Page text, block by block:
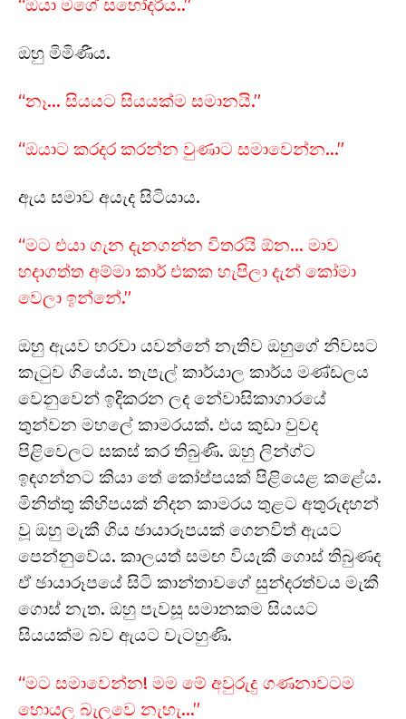
“ඔයා මගේ සහෝදරිය..”
ඔහු මිමිණීය.
“නෑ… සියයට සියයක්ම සමානයි.”
“ඔයාට කරදර කරන්න වුණාට සමාවෙන්න…”
ඇය සමාව අයැද සිටියාය.
“මට එයා ගැන දැනගන්න විතරයි ඕන… මාව
හදාගත්ත අම්මා කාර් එකක හැපිලා දැන් කෝමා
වෙලා ඉන්නේ.”
ඔහු ඇයව හරවා යවන්නේ නැතිව ඔහුගේ නිවසට
කැටුව ගියේය. තැපැල් කාර්යාල කාර්ය මණ්ඩලය
වෙනුවෙන් ඉදිකරන ලද නේවාසිකාගාරයේ
තුන්වන මහලේ කාමරයක්. එය කුඩා වුවද
පිළිවෙලට සකස් කර තිබුණි. ඔහු ලින්ග්ට
ඉඳගන්නට කියා තේ කෝප්පයක් පිළියෙළ කළේය.
මිනිත්තු කිහිපයක් නිදන කාමරය තුළට අතුරුදහන්
වූ ඔහු මැකී ගිය ඡායාරූපයක් ගෙනවිත් ඇයට
පෙන්නුවේය. කාලයත් සමඟ වියැකී ගොස් තිබුණද
ඒ ඡායාරූපයේ සිටි කාන්තාවගේ සුන්දරත්වය මැකී
ගොස් නැත. ඔහු පැවසූ සමානකම සියයට
සියයක්ම බව ඇයට වැටහුණි.
“මට සමාවෙන්න! මම මේ අවුරුදු ගණනාවටම
හොයල බැලුවෙ නැහැ…”